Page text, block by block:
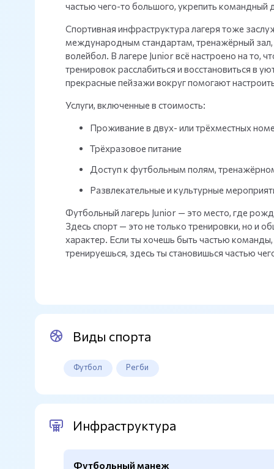
частью чего-то большого, укрепить командный
Спортивная инфраструктура лагеря тоже
международным стандартам, тренажёрный зал,
волейбол. В лагере Junior всё настроено на то,
тренировок расслабиться и восстановиться в
прекрасные пейзажи вокруг помогают
Услуги, включенные в стоимость:
Проживание в двух- или трёхместных
Трёхразовое питание
Доступ к футбольным полям,
Развлекательные и культурные
Футбольный лагерь Junior — это место, где
Здесь спорт — это не только тренировки, но и
характер. Если ты хочешь быть частью
тренируешься, здесь ты становишься частью
Виды спорта
Футбол Регби
Инфраструктура
Футбольный манеж